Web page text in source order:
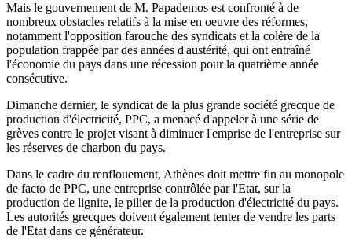
Mais le gouvernement de M. Papademos est confronté à de
nombreux obstacles relatifs à la mise en oeuvre des réformes,
notamment l'opposition farouche des syndicats et la colère de la
population frappée par des années d'austérité, qui ont entraîné
l'économie du pays dans une récession pour la quatrième année
consécutive.
Dimanche dernier, le syndicat de la plus grande société grecque de
production d'électricité, PPC, a menacé d'appeler à une série de
grèves contre le projet visant à diminuer l'emprise de l'entreprise sur
les réserves de charbon du pays.
Dans le cadre du renflouement, Athènes doit mettre fin au monopole
de facto de PPC, une entreprise contrôlée par l'Etat, sur la
production de lignite, le pilier de la production d'électricité du pays.
Les autorités grecques doivent également tenter de vendre les parts
de l'Etat dans ce générateur.